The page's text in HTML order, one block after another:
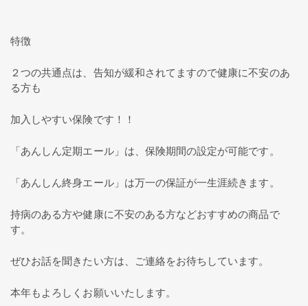
特徴
２つの共通点は、告知が緩和されてますので健康に不安のあ
る方も
加入しやすい保険です！！
「あんしん定期エール」は、保険期間の設定が可能です。
「あんしん終身エール」は万一の保証が一生涯続きます。
持病のある方や健康に不安のある方などおすすめの商品で
す。
ぜひお話を聞きたい方は、ご連絡をお待ちしています。
本年もよろしくお願いいたします。